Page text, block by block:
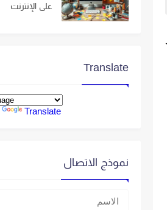
على الإنترنت
Translate
Translate
نموذج الاتصال